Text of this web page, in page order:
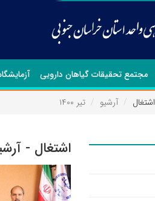
مجتمع تحقیقات گیاهان دارویی
اشتغال آرشیو تیر ۱۴۰۰
اشتغال -